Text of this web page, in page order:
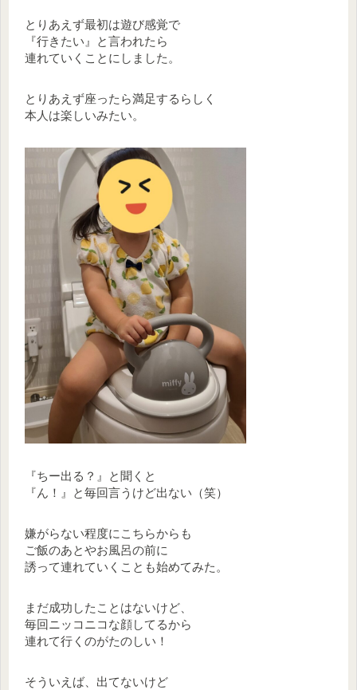
とりあえず最初は遊び感覚で
『行きたい』と言われたら
連れていくことにしました。
とりあえず座ったら満足するらしく
本人は楽しいみたい。
『ちー出る？』と聞くと
『ん！』と毎回言うけど出ない（笑）
嫌がらない程度にこちらからも
ご飯のあとやお風呂の前に
誘って連れていくことも始めてみた。
まだ成功したことはないけど、
毎回ニッコニコな顔してるから
連れて行くのがたのしい！
そういえば、出てないけど